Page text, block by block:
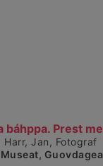
Čájet dárkkes
Harr, Jan, Fotograf